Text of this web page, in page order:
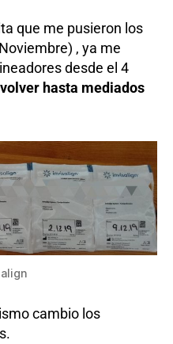
que me pusieron los
, ya me
desde el 4
hasta mediados
cambio los